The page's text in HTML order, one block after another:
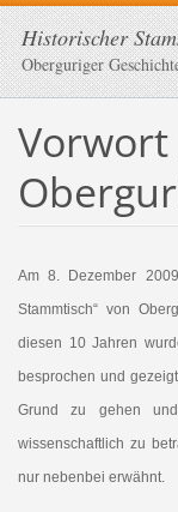
Historischer
Oberguriger
Vorwort
Am 8. Dezember
Stammtisch“ von
diesen 10 Jahren
besprochen und
Grund zu gehen
wissenschaftlich zu
nur nebenbei erwähnt.